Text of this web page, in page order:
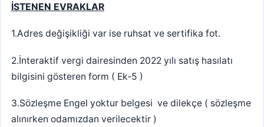
İSTENEN EVRAKLAR
1.Adres değişikliği var ise ruhsat ve sertifika fot.
2.İnteraktif vergi dairesinden 2022 yılı satış hasılatı
bilgisini gösteren form ( Ek-5 )
3.Sözleşme Engel yoktur belgesi ve dilekçe ( sözleşme
alınırken odamızdan verilecektir )